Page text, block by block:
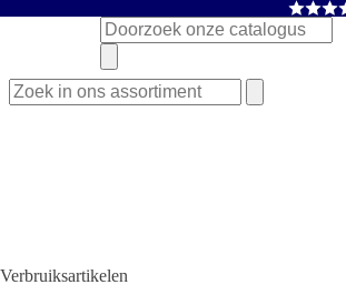
Zoeken
naar:
Zoeken
naar:
Verbruiksartikelen